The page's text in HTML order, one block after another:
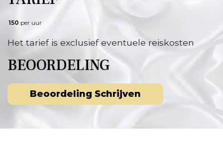
150 per uur
Het tarief is exclusief eventuele reiskosten
BEOORDELING
Beoordeling Schrijven